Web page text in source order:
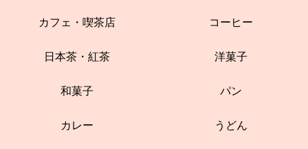
カフェ・喫茶店 コーヒー
日本茶・紅茶 洋菓子
和菓子 パン
カレー うどん